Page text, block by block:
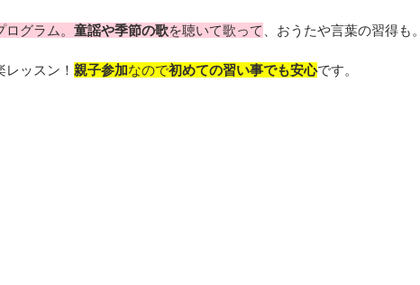
グラム。 童謡や季節の歌を聴いて歌って 、おうたや言葉の習得も。
ッスン！ 親子参加なので初めての習い事でも安心です。